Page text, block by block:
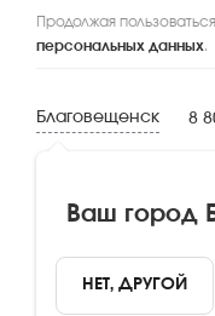
Продолжая
персональных данных.
Благовещенск
Ваш город
НЕТ, ДРУГОЙ
8
НАЗАД